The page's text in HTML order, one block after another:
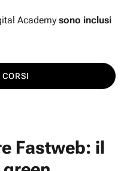
Academy sono inclusi
Fastweb: il